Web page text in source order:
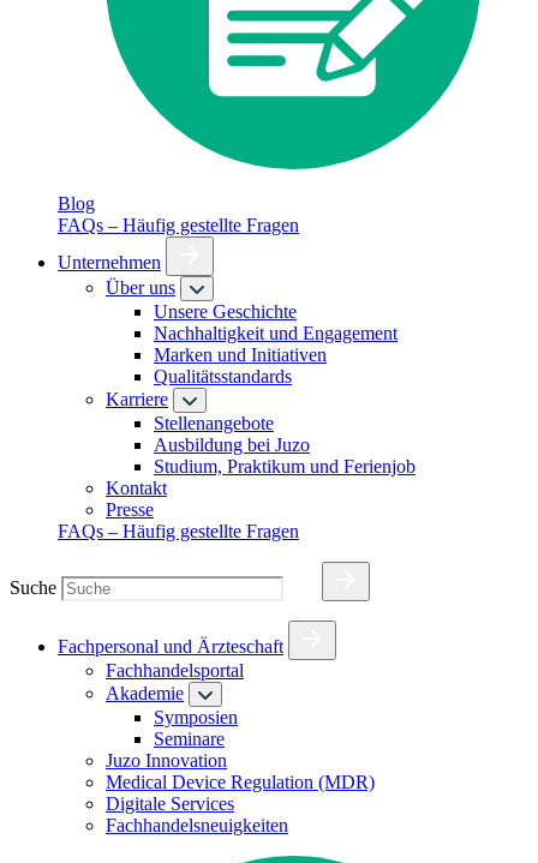
Blog
FAQs – Häufig gestellte Fragen
Unternehmen
Über uns
Unsere Geschichte
Nachhaltigkeit und Engagement
Marken und Initiativen
Qualitätsstandards
Karriere
Stellenangebote
Ausbildung bei Juzo
Studium, Praktikum und Ferienjob
Kontakt
Presse
FAQs – Häufig gestellte Fragen
Suche
Fachpersonal und Ärzteschaft
Fachhandelsportal
Akademie
Symposien
Seminare
Juzo Innovation
Medical Device Regulation (MDR)
Digitale Services
Fachhandelsneuigkeiten